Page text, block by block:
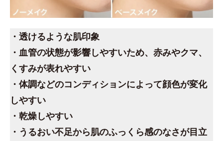
・透けるような肌印象
・血管の状態が影響しやすいため、赤みやクマ、
くすみが表れやすい
・体調などのコンディションによって顔色が変化
しやすい
・乾燥しやすい
・うるおい不足から肌のふっくら感のなさが目立